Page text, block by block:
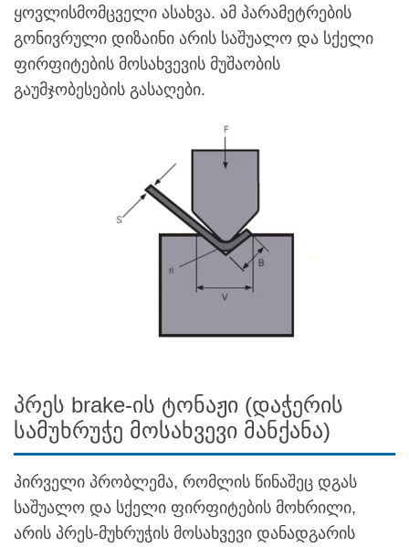
ყოვლისმომცველი ასახვა. ამ პარამეტრების
გონივრული დიზაინი არის საშუალო და სქელი
ფირფიტების მოსახვევის მუშაობის
გაუმჯობესების გასაღები.
პრეს brake-ის ტონაჟი (დაჭერის
სამუხრუჭე მოსახვევი მანქანა)
პირველი პრობლემა, რომლის წინაშეც დგას
საშუალო და სქელი ფირფიტების მოხრილი,
არის პრეს-მუხრუჭის მოსახვევი დანადგარის